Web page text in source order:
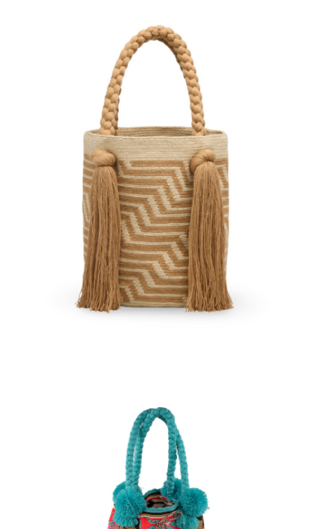
€150.00
Aggiungi
al carrello